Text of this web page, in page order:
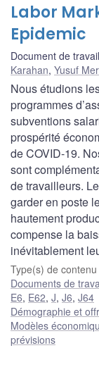
Labor
Epidemic
Document de
Karahan, Yusuf
Nous étudions
programmes
subventions
prospérité
de COVID-19.
sont
de travailleurs.
garder en poste
hautement
compense la
inévitablement
Type(s) de contenu
Documents de
E6, E62, J, J6, J64
Démographie et
Modèles
prévisions